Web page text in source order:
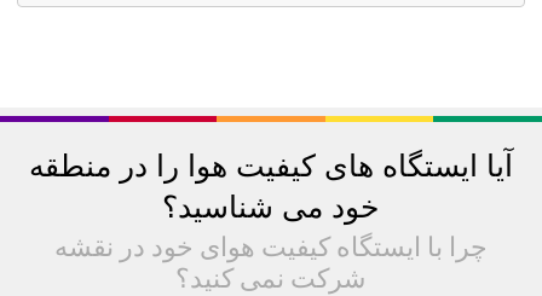
آیا ایستگاه های کیفیت هوا را در منطقه
خود می شناسید؟
چرا با ایستگاه کیفیت هوای خود در نقشه
شرکت نمی کنید؟